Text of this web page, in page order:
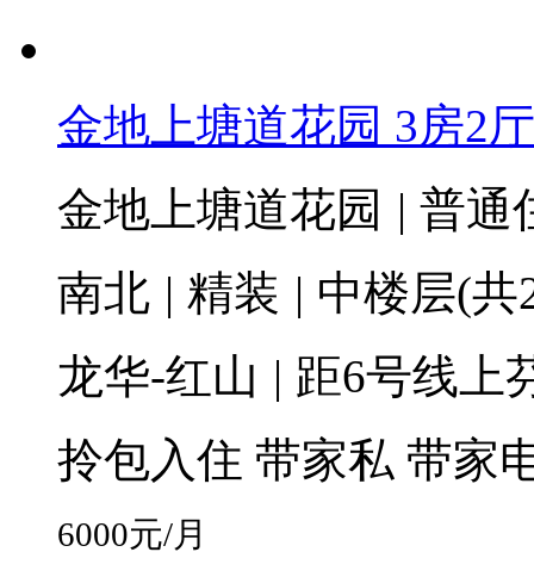
金地上塘道花园 3房2
金地上塘道花园 | 普通
南北 | 精装 | 中楼层(
龙华-红山 | 距6号线上
拎包入住 带家私 带家
6000元/月